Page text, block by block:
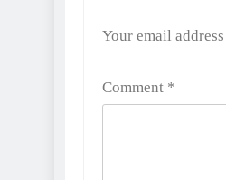
Your email
Comment *
Alternative: